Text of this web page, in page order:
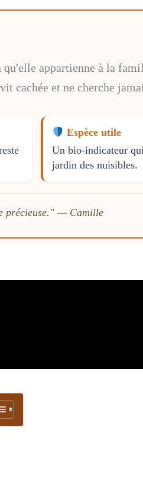
qu'elle appartienne à la
cachée et ne cherche
Espèce utile
Un bio-indicateur
jardin des nuisibles.
précieuse." — Camille